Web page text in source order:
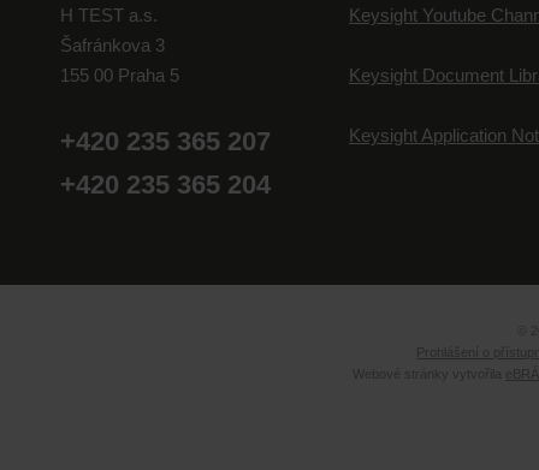
H TEST a.s.
Šafránkova 3
155 00 Praha 5
+420 235 365 207
+420 235 365 204
Keysight Youtube
Keysight Document
Keysight Application
Prohlášení o
Webové stránky vytvořila